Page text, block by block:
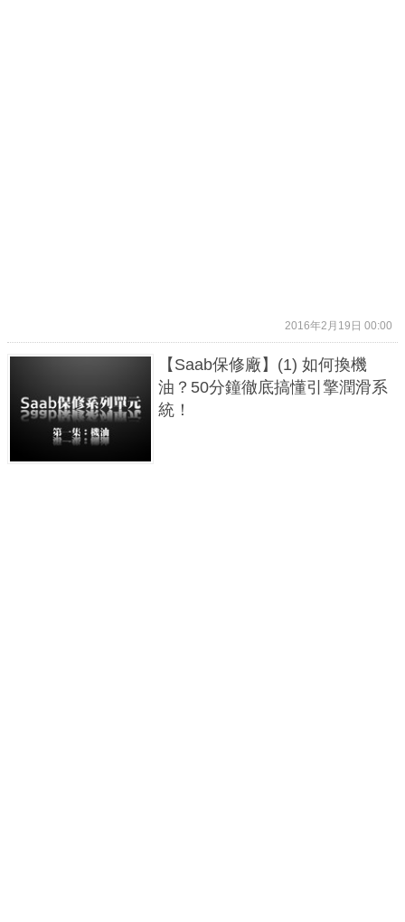
2016年2月19日 00:00
【Saab保修廠】(1) 如何換機
油？50分鐘徹底搞懂引擎潤滑系
統！